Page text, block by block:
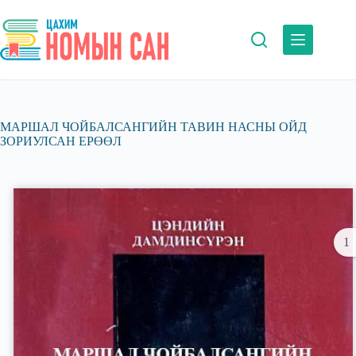
to
content
МАРШАЛ ЧОЙБАЛСАНГИЙН ТАВИН НАСНЫ ОЙД
ЗОРИУЛСАН ЕРӨӨЛ
1